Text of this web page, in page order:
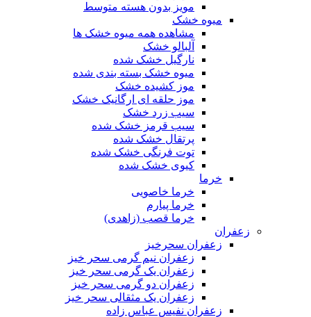
مویز بدون هسته متوسط
میوه خشک
مشاهده همه میوه خشک ها
آلبالو خشک
نارگیل خشک شده
میوه خشک بسته بندی شده
موز کشیده خشک
موز حلقه ای ارگانیک خشک
سیب زرد خشک
سیب قرمز خشک شده
پرتقال خشک شده
توت فرنگی خشک شده
کیوی خشک شده
خرما
خرما خاصویی
خرما پیارم
خرما قصب (زاهدی)
زعفران
زعفران سحرخیز
زعفران نیم گرمی سحر خیز
زعفران یک گرمی سحر خیز
زعفران دو گرمی سحر خیز
زعفران یک مثقالی سحر خیز
زعفران نفیس عباس زاده